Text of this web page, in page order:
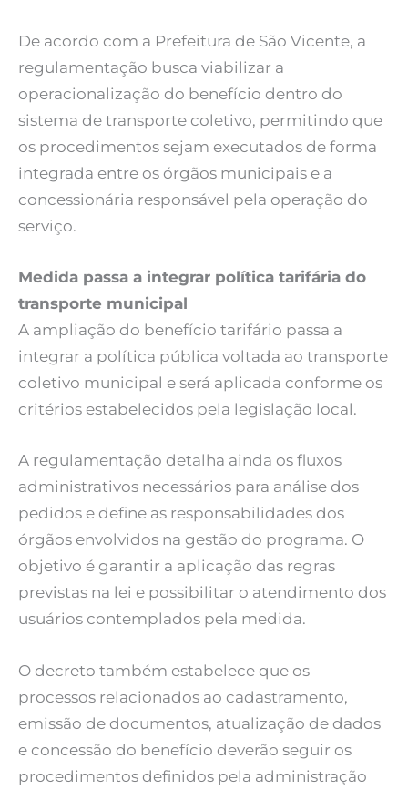
De acordo com a Prefeitura de São Vicente, a
regulamentação busca viabilizar a
operacionalização do benefício dentro do
sistema de transporte coletivo, permitindo que
os procedimentos sejam executados de forma
integrada entre os órgãos municipais e a
concessionária responsável pela operação do
serviço.
Medida passa a integrar política tarifária do
transporte municipal
A ampliação do benefício tarifário passa a
integrar a política pública voltada ao transporte
coletivo municipal e será aplicada conforme os
critérios estabelecidos pela legislação local.
A regulamentação detalha ainda os fluxos
administrativos necessários para análise dos
pedidos e define as responsabilidades dos
órgãos envolvidos na gestão do programa. O
objetivo é garantir a aplicação das regras
previstas na lei e possibilitar o atendimento dos
usuários contemplados pela medida.
O decreto também estabelece que os
processos relacionados ao cadastramento,
emissão de documentos, atualização de dados
e concessão do benefício deverão seguir os
procedimentos definidos pela administração